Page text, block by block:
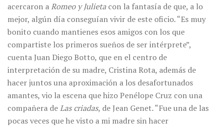
acercaron aRomeo y Julieta con la fantasía de que, a lo
mejor, algún día conseguían vivir de este oficio. “Es muy
bonito cuando mantienes esos amigos con los que
compartiste los primeros sueños de ser intérprete”,
cuenta Juan Diego Botto, que en el centro de
interpretación de su madre, Cristina Rota, además de
hacer juntos una aproximación a los desafortunados
amantes, vio la escena que hizo Penélope Cruz con una
compañera deLas criadas, de Jean Genet. “Fue una de las
pocas veces que he visto a mi madre sin hacer